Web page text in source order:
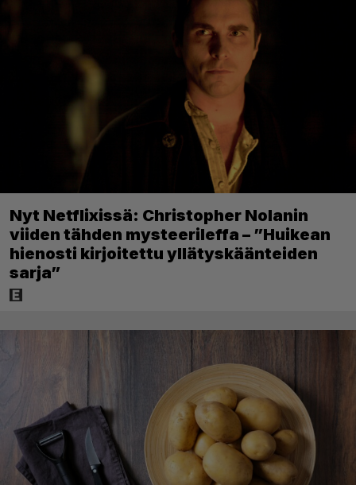
Nyt Netflixissä: Christopher Nolanin
viiden tähden mysteerileffa – ”Huikean
hienosti kirjoitettu yllätyskäänteiden
sarja”